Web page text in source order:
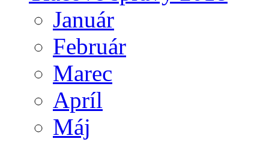
Január
Február
Marec
Apríl
Máj